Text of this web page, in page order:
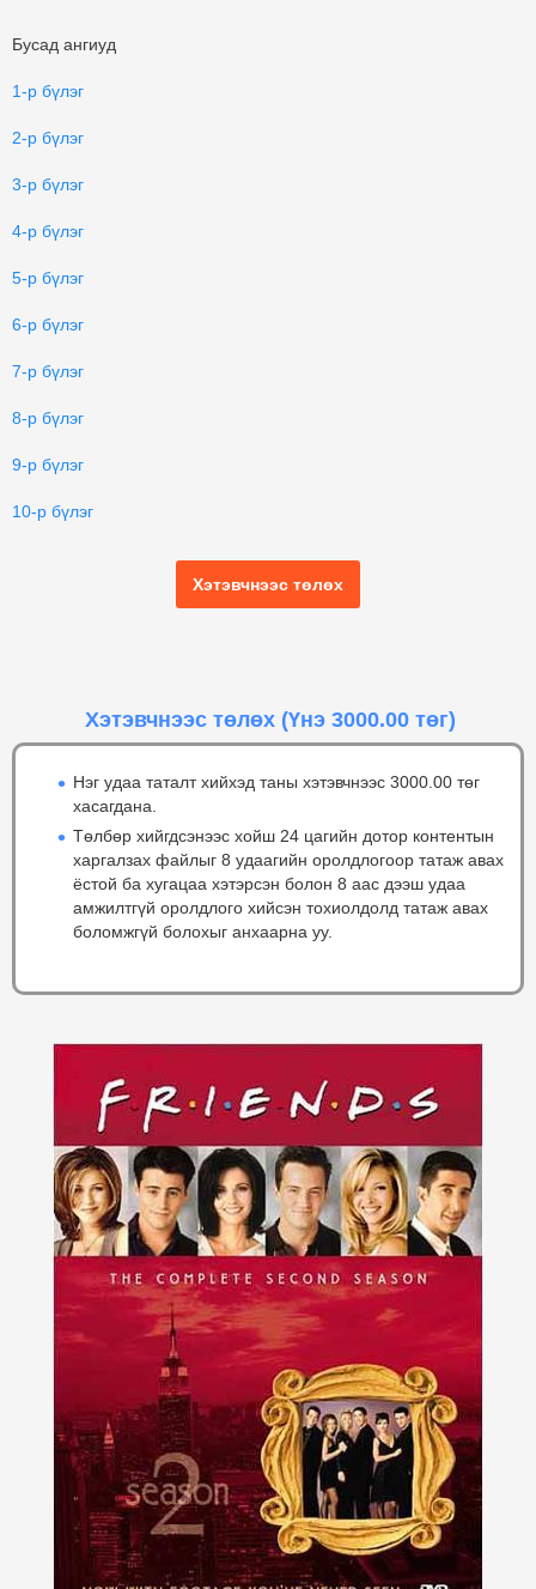
Бусад ангиуд
1-р бүлэг
2-р бүлэг
3-р бүлэг
4-р бүлэг
5-р бүлэг
6-р бүлэг
7-р бүлэг
8-р бүлэг
9-р бүлэг
10-р бүлэг
Хэтэвчнээс төлөх
Хэтэвчнээс төлөх (Үнэ 3000.00 төг)
Нэг удаа таталт хийхэд таны хэтэвчнээс 3000.00 төг
хасагдана.
Төлбөр хийгдсэнээс хойш 24 цагийн дотор контентын
харгалзах файлыг 8 удаагийн оролдлогоор татаж авах
ёстой ба хугацаа хэтэрсэн болон 8 аас дээш удаа
амжилтгүй оролдлого хийсэн тохиолдолд татаж авах
боломжгүй болохыг анхаарна уу.